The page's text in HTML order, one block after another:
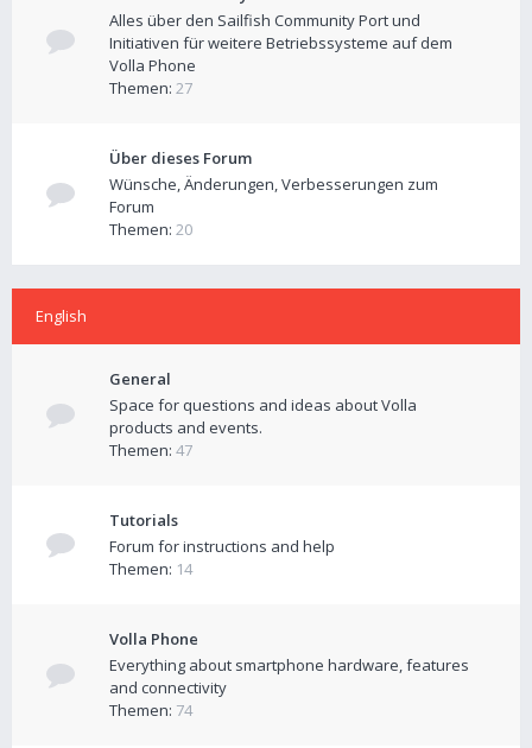
Alles über den Sailfish Community Port und
Initiativen für weitere Betriebssysteme auf dem
Volla Phone
Themen: 27
Über dieses Forum
Wünsche, Änderungen, Verbesserungen zum
Forum
Themen: 20
English
General
Space for questions and ideas about Volla
products and events.
Themen: 47
Tutorials
Forum for instructions and help
Themen: 14
Volla Phone
Everything about smartphone hardware, features
and connectivity
Themen: 74